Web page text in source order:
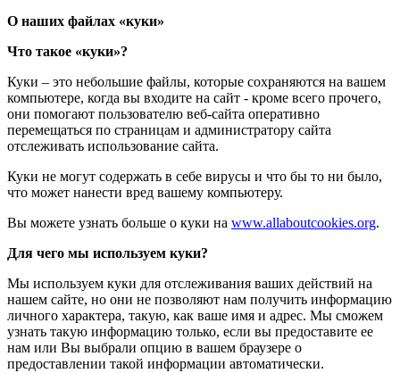
О наших файлах «куки»
Что такое «куки»?
Куки – это небольшие файлы, которые сохраняются на вашем
компьютере, когда вы входите на сайт - кроме всего прочего,
они помогают пользователю веб-сайта оперативно
перемещаться по страницам и администратору сайта
отслеживать использование сайта.
Куки не могут содержать в себе вирусы и что бы то ни было,
что может нанести вред вашему компьютеру.
Вы можете узнать больше о куки на www.allaboutcookies.org.
Для чего мы используем куки?
Мы используем куки для отслеживания ваших действий на
нашем сайте, но они не позволяют нам получить информацию
личного характера, такую, как ваше имя и адрес. Мы сможем
узнать такую информацию только, если вы предоставите ее
нам или Вы выбрали опцию в вашем браузере о
предоставлении такой информации автоматически.